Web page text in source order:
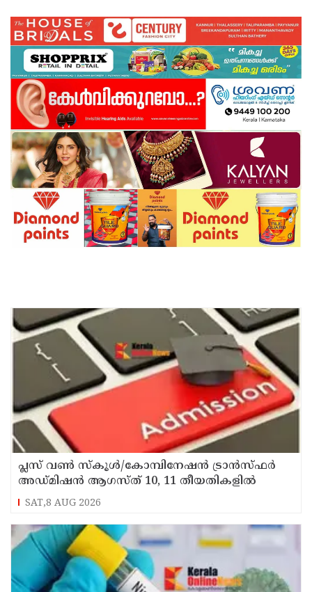
പ്ലസ് വൺ സ്‌കൂൾ/കോമ്പിനേഷൻ ട്രാൻസ്ഫർ
അഡ്മിഷൻ ആഗസ്ത് 10, 11 തീയതികളിൽ
SAT,8 AUG 2026